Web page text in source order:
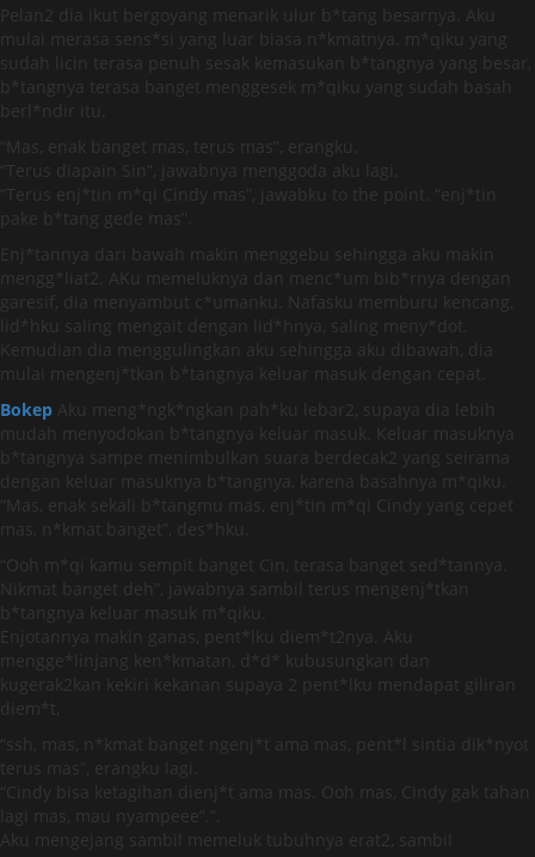
Pelan2 dia ikut bergoyang menarik ulur b*tang besarnya. Aku
mulai merasa sens*si yang luar biasa n*kmatnya. m*qiku yang
sudah licin terasa penuh sesak kemasukan b*tangnya yang besar,
b*tangnya terasa banget menggesek m*qiku yang sudah basah
berl*ndir itu.
“Mas, enak banget mas, terus mas”, erangku.
“Terus diapain Sin”, jawabnya menggoda aku lagi.
“Terus enj*tin m*qi Cindy mas”, jawabku to the point. “enj*tin
pake b*tang gede mas”.
Enj*tannya dari bawah makin menggebu sehingga aku makin
mengg*liat2. AKu memeluknya dan menc*um bib*rnya dengan
garesif, dia menyambut c*umanku. Nafasku memburu kencang,
lid*hku saling mengait dengan lid*hnya, saling meny*dot.
Kemudian dia menggulingkan aku sehingga aku dibawah, dia
mulai mengenj*tkan b*tangnya keluar masuk dengan cepat.
Bokep Aku meng*ngk*ngkan pah*ku lebar2, supaya dia lebih
mudah menyodokan b*tangnya keluar masuk. Keluar masuknya
b*tangnya sampe menimbulkan suara berdecak2 yang seirama
dengan keluar masuknya b*tangnya, karena basahnya m*qiku.
“Mas, enak sekali b*tangmu mas, enj*tin m*qi Cindy yang cepet
mas, n*kmat banget”, des*hku.
“Ooh m*qi kamu sempit banget Cin, terasa banget sed*tannya.
Nikmat banget deh”, jawabnya sambil terus mengenj*tkan
b*tangnya keluar masuk m*qiku.
Enjotannya makin ganas, pent*lku diem*t2nya. Aku
mengge*linjang ken*kmatan, d*d* kubusungkan dan
kugerak2kan kekiri kekanan supaya 2 pent*lku mendapat giliran
diem*t,
“ssh, mas, n*kmat banget ngenj*t ama mas, pent*l sintia dik*nyot
terus mas”, erangku lagi.
“Cindy bisa ketagihan dienj*t ama mas. Ooh mas, Cindy gak tahan
lagi mas, mau nyampeee”.”.
Aku mengejang sambil memeluk tubuhnya erat2, sambil